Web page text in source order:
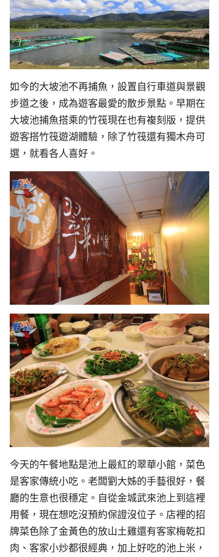
如今的大坡池不再捕魚，設置自行車道與景觀
步道之後，成為遊客最愛的散步景點。早期在
大坡池捕魚搭乘的竹筏現在也有複刻版，提供
遊客搭竹筏遊湖體驗，除了竹筏還有獨木舟可
選，就看各人喜好。
今天的午餐地點是池上最紅的翠華小館，菜色
是客家傳統小吃。老闆劉大姊的手藝很好，餐
廳的生意也很穩定。自從金城武來池上到這裡
用餐，現在想吃沒預約保證沒位子。店裡的招
牌菜色除了金黃色的放山土雞還有客家梅乾扣
肉、客家小炒都很經典，加上好吃的池上米，